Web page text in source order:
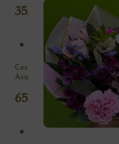
35,00
Cesta
Asia
65,00 €